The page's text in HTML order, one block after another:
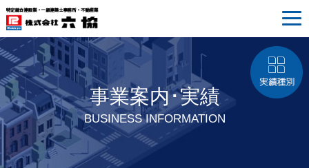
事業案内･実績
BUSINESS INFORMATION